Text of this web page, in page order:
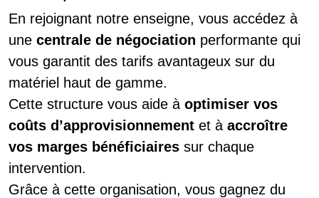
En rejoignant notre enseigne, vous accédez à
une centrale de négociation performante qui
vous garantit des tarifs avantageux sur du
matériel haut de gamme.
Cette structure vous aide à optimiser vos
coûts d’approvisionnement et à accroître
vos marges bénéficiaires sur chaque
intervention.
Grâce à cette organisation, vous gagnez du